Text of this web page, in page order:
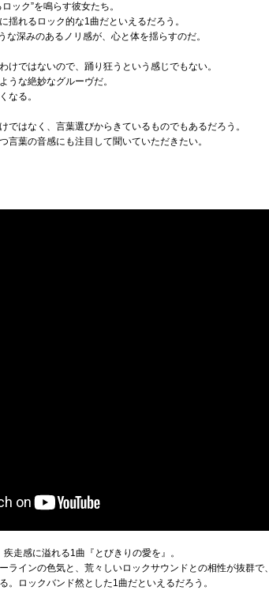
ック”を鳴らす彼女たち。
揺れるロック的な1曲だといえるだろう。
深みのあるノリ感が、心と体を揺らすのだ。
けではないので、踊り狂うという感じでもない。
うな絶妙なグルーヴだ。
なる。
ではなく、言葉選びからきているものでもあるだろう。
言葉の音感にも注目して聞いていただきたい。
走感に溢れる1曲『とびきりの愛を』。
ラインの色気と、荒々しいロックサウンドとの相性が抜群で、
。ロックバンド然とした1曲だといえるだろう。